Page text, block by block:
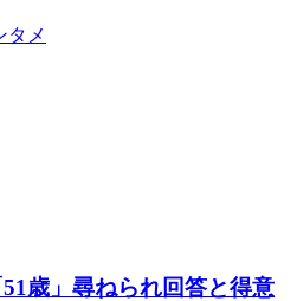
タメ
歳」尋ねられ回答と得意